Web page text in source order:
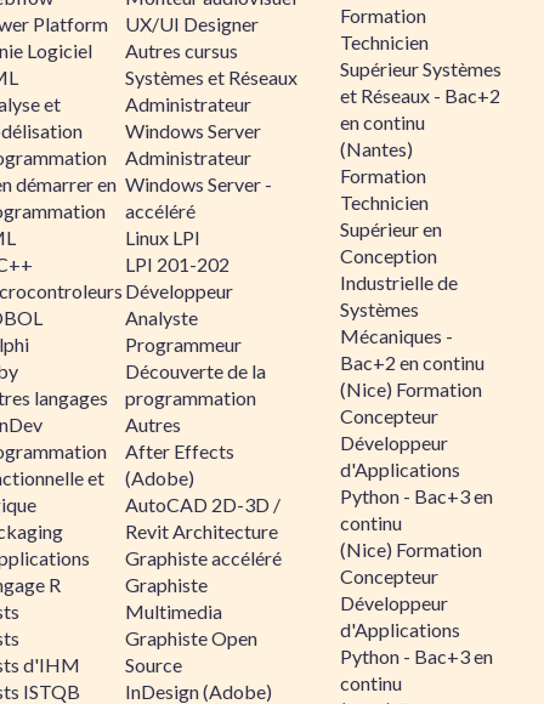
Platform
Logiciel
et
démarrer en
langages
et
R
d'IHM
ISTQB
UX/UI Designer
Autres cursus
Systèmes et Réseaux
Administrateur
Windows Server
Administrateur
Windows Server -
accéléré
Linux LPI
LPI 201-202
Développeur
Analyste
Programmeur
Découverte de la
programmation
Autres
After Effects
(Adobe)
AutoCAD 2D-3D /
Revit Architecture
Graphiste accéléré
Graphiste
Multimedia
Graphiste Open
Source
InDesign (Adobe)
Formation
Technicien
Supérieur Systèmes
et Réseaux - Bac+2
en continu
(Nantes)
Formation
Technicien
Supérieur en
Conception
Industrielle de
Systèmes
Mécaniques -
Bac+2 en continu
(Nice) Formation
Concepteur
Développeur
d'Applications
Python - Bac+3 en
continu
(Nice) Formation
Concepteur
Développeur
d'Applications
Python - Bac+3 en
continu